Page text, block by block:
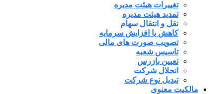
تغییرات هیئت مدیره
تمدید هیئت مدیره
نقل و انتقال سهام
کاهش یا افزایش سرمایه
تصویب صورت های مالی
تاسیس شعبه
تعیین بازرس
انحلال شرکت
تبدیل نوع شرکت
مالکیت معنوی